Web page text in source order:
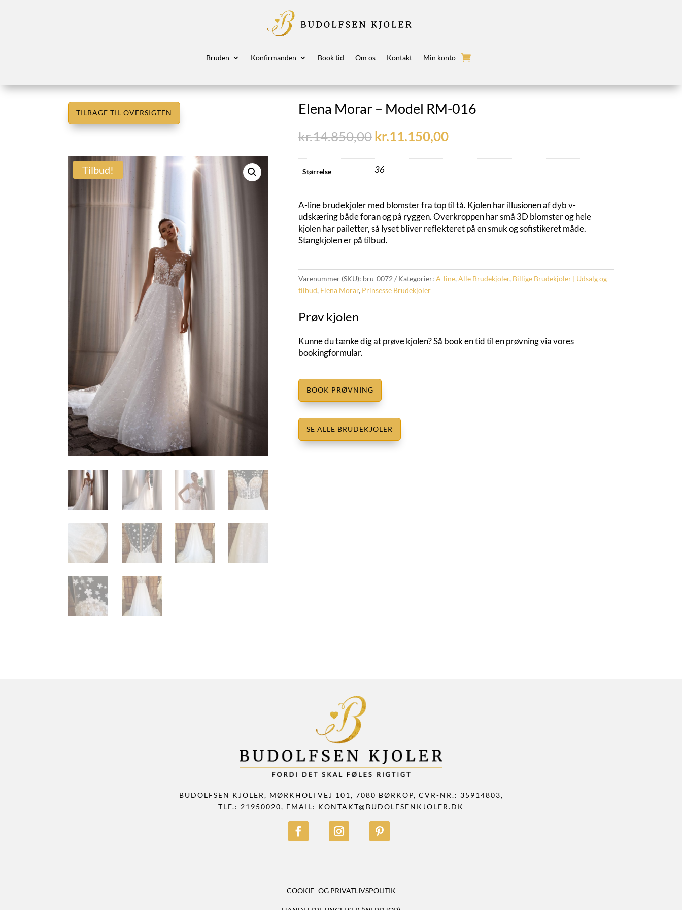
Bruden Konfirmanden Book tid Om os Kontakt Min konto
TILBAGE TIL OVERSIGTEN
Tilbud!
Elena Morar – Model RM-016
kr.14.850,00Den
oprindelige
pris
var:
kr.14.850,00.
kr.11.150,00Den
pris
kr.11.150,00.
Størrelse 36
A-line brudekjoler med blomster fra top til tå. Kjolen har illusionen af dyb v-
udskæring både foran og på ryggen. Overkroppen har små 3D blomster og hele
kjolen har pailetter, så lyset bliver reflekteret på en smuk og sofistikeret måde.
Stangkjolen er på tilbud.
Varenummer (SKU): bru-0072 Kategorier:A-line,Alle Brudekjoler, Billige Brudekjoler | Udsalg og
tilbud, Elena Morar, Prinsesse Brudekjoler
Prøv kjolen
Kunne du tænke dig at prøve kjolen? Så book en tid til en prøvning via vores
bookingformular.
BOOK PRØVNING
SE ALLE BRUDEKJOLER
BUDOLFSEN KJOLER, MØRKHOLTVEJ 101, 7080 BØRKOP, CVR-NR.: 35914803,
TLF.: 21950020, EMAIL: KONTAKT@BUDOLFSENKJOLER.DK
COOKIE- OG PRIVATLIVSPOLITIK